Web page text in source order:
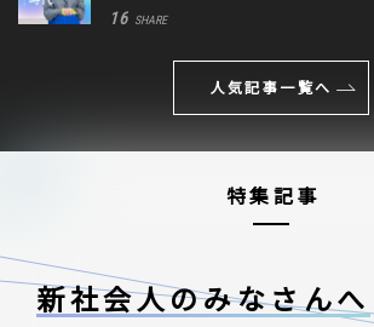
生きる道
16 SHARE
人気記事一覧へ
特集記事
新社会人のみなさんへ